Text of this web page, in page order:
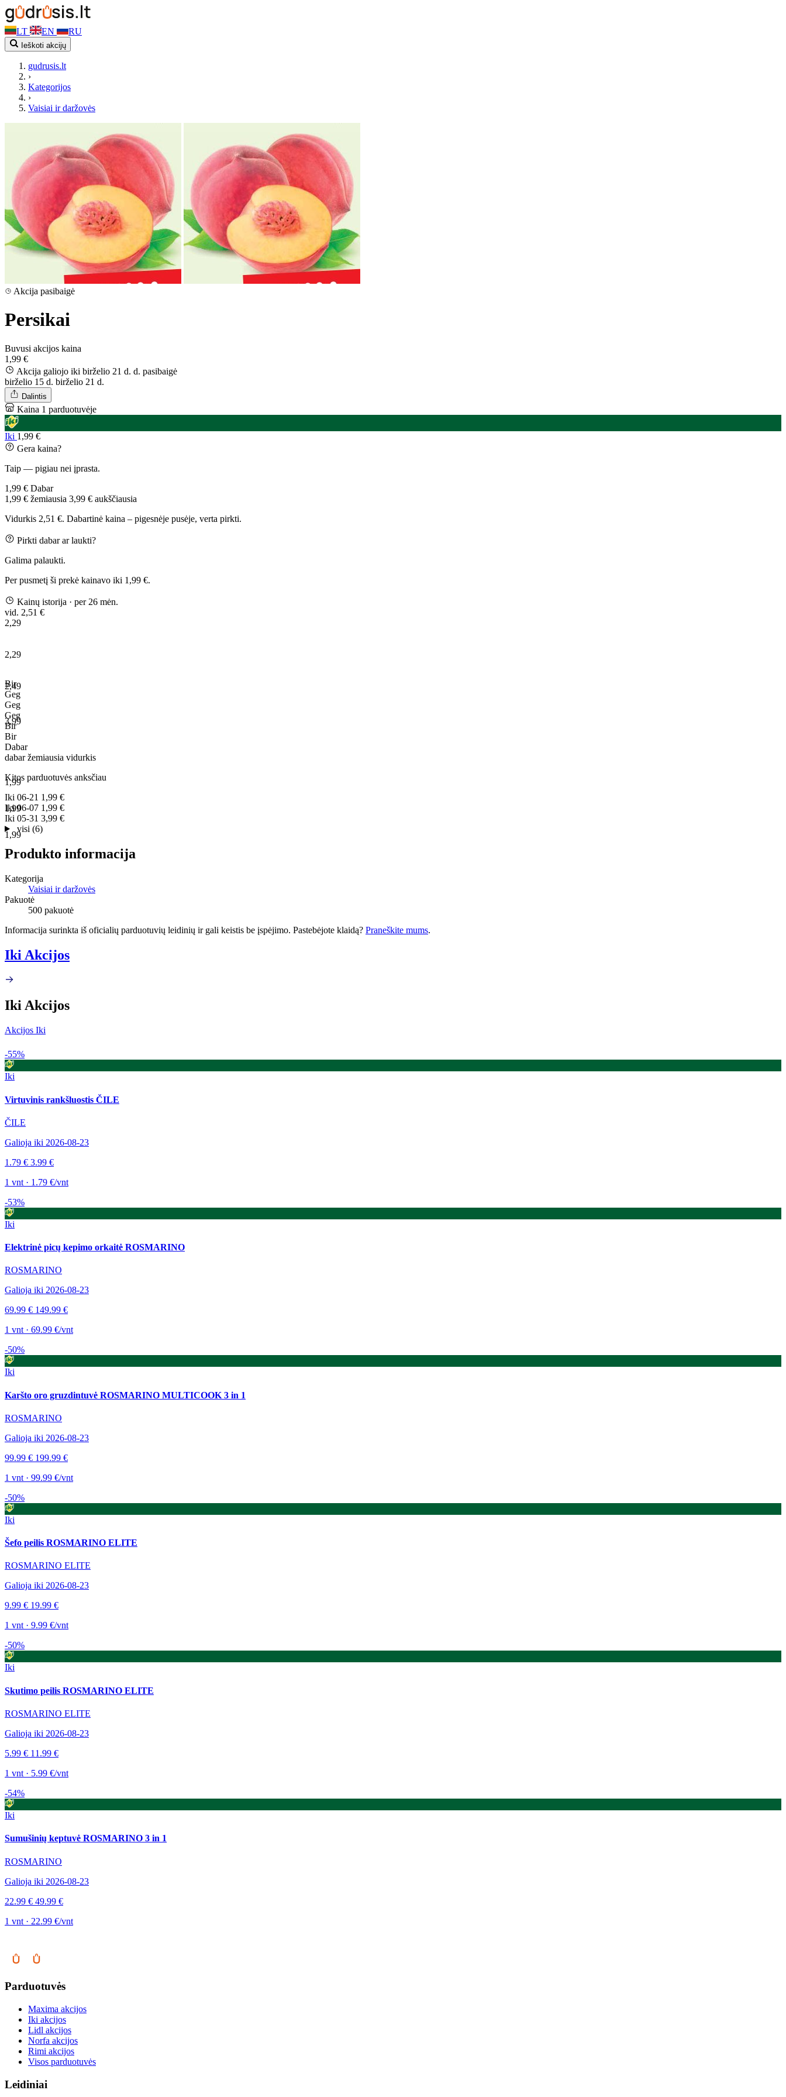
LT EN RU
Ieškoti akcijų
gudrusis.lt
›
Kategorijos
›
Vaisiai ir daržovės
Akcija pasibaigė
Persikai
Buvusi akcijos kaina
1,99 €
Akcija galiojo iki birželio 21 d. d. pasibaigė
birželio 15 d. birželio 21 d.
Dalintis
Kaina 1 parduotuvėje
Iki 1,99 €
Gera kaina?
Taip — pigiau nei įprasta.
1,99 € Dabar
1,99 € žemiausia 3,99 € aukščiausia
Vidurkis 2,51 €. Dabartinė kaina – pigesnėje pusėje, verta pirkti.
Pirkti dabar ar laukti?
Galima palaukti.
Per pusmetį ši prekė kainavo iki 1,99 €.
Kainų istorija · per 26 mėn.
vid. 2,51 €
2,29
2,29
2,49
3,99
1,99
1,99
1,99
Bir
Geg
Geg
Geg
Bir
Bir
Dabar
dabaržemiausia vidurkis
Kitos parduotuvės anksčiau
Iki 06-21 1,99 €
Iki06-07 1,99 €
Iki 05-31 3,99 €
visi (6)
Produkto informacija
Kategorija
Vaisiai ir daržovės
Pakuotė
500 pakuotė
Informacija surinkta iš oficialių parduotuvių leidinių ir gali keistis be įspėjimo. Pastebėjote klaidą? Praneškite mums.
Iki Akcijos
Iki Akcijos
Akcijos Iki
-55%
Iki
Virtuvinis rankšluostis ČILE
ČILE
Galioja iki 2026-08-23
1.79 € 3.99 €
1 vnt · 1.79 €/vnt
-53%
Iki
Elektrinė picų kepimo orkaitė ROSMARINO
ROSMARINO
Galioja iki 2026-08-23
69.99 € 149.99 €
1 vnt · 69.99 €/vnt
-50%
Iki
Karšto oro gruzdintuvė ROSMARINO MULTICOOK 3 in 1
ROSMARINO
Galioja iki 2026-08-23
99.99 € 199.99 €
1 vnt · 99.99 €/vnt
-50%
Iki
Šefo peilis ROSMARINO ELITE
ROSMARINO ELITE
Galioja iki 2026-08-23
9.99 € 19.99 €
1 vnt · 9.99 €/vnt
-50%
Iki
Skutimo peilis ROSMARINO ELITE
ROSMARINO ELITE
Galioja iki 2026-08-23
5.99 € 11.99 €
1 vnt · 5.99 €/vnt
-54%
Iki
Sumušinių keptuvė ROSMARINO 3 in 1
ROSMARINO
Galioja iki 2026-08-23
22.99 € 49.99 €
1 vnt · 22.99 €/vnt
Parduotuvės
Maxima akcijos
Iki akcijos
Lidl akcijos
Norfa akcijos
Rimi akcijos
Visos parduotuvės
Leidiniai